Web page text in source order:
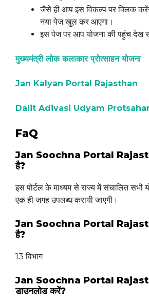
जैसे ही आप इस विकल्प पर क्लिक
नया पेज खुल कर आएगा।
इस पेज पर आप योजना की पहुंच देख
मुख्यमंत्री लोक कलाकार प्रोत्साहन योजना
Jan Kalyan Portal Rajasthan
Dalit Adivasi Udyam
FaQ
Jan Soochna Portal
है?
इस पोर्टल के माध्यम से राज्य में संचालित सभी
एक ही जगह उपलब्ध करायी जाएगी।
Jan Soochna Portal
है?
13 विभाग
Jan Soochna Portal
डाउनलोड करें?